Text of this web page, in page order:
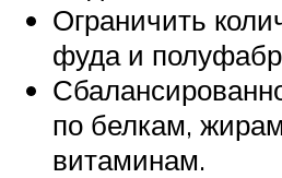
Ограничить
фуда и
по белкам,
витаминам.